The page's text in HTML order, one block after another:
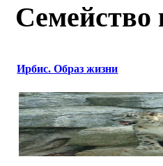
Семейство
Ирбис. Образ жизни